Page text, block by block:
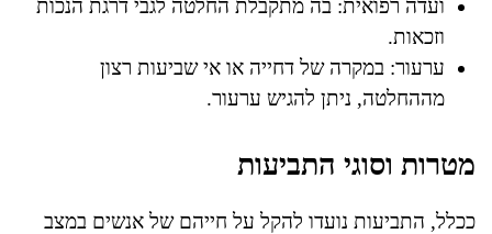
ועדה רפואית: בה מתקבלת החלטה לגבי דרגת הנכות
וזכאות.
ערעור: במקרה של דחייה או אי שביעות רצון
מההחלטה, ניתן להגיש ערעור.
מטרות וסוגי התביעות
ככלל, התביעות נועדו להקל על חייהם של אנשים במצב